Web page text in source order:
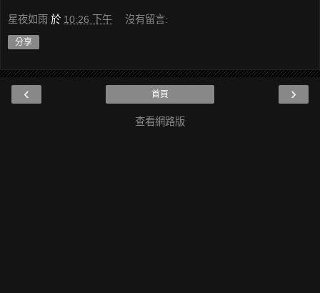
星夜如雨 於 10:26 下午 沒有留言:
分享
‹ ›
首頁
查看網路版